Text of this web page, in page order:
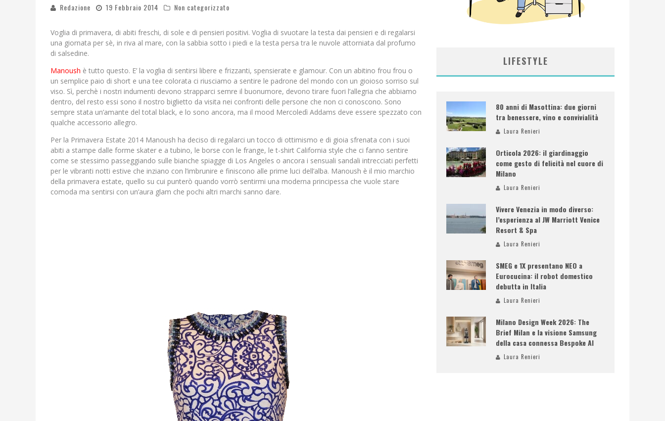
Redazione 19 Febbraio 2014 Non categorizzato
Voglia di primavera, di abiti freschi, di sole e di pensieri positivi. Voglia di svuotare la testa dai pensieri e di regalarsi
una giornata per sè, in riva al mare, con la sabbia sotto i piedi e la testa persa tra le nuvole attorniata dal profumo
di salsedine.
Manoush è tutto questo. E’ la voglia di sentirsi libere e frizzanti, spensierate e glamour. Con un abitino frou frou o
un semplice paio di short e una tee colorata ci riusciamo a sentire le padrone del mondo con un gioioso sorriso sul
viso. Sì, perchè i nostri indumenti devono strapparci semre il buonumore, devono tirare fuori l’allegria che abbiamo
dentro, del resto essi sono il nostro biglietto da visita nei confronti delle persone che non ci conoscono. Sono
sempre stata un’amante del total black, e lo sono ancora, ma il mood Mercoledì Addams deve essere spezzato con
qualche accessorio allegro.
Per la Primavera Estate 2014 Manoush ha deciso di regalarci un tocco di ottimismo e di gioia sfrenata con i suoi
abiti a stampe dalle forme skater e a tubino, le borse con le frange, le t-shirt California style che ci fanno sentire
come se stessimo passeggiando sulle bianche spiagge di Los Angeles o ancora i sensuali sandali intrecciati perfetti
per le vibranti notti estive che inziano con l’imbrunire e finiscono alle prime luci dell’alba. Manoush è il mio marchio
della primavera estate, quello su cui punterò quando vorrò sentirmi una moderna principessa che vuole stare
comoda ma sentirsi con un’aura glam che pochi altri marchi sanno dare.
LIFESTYLE
80 anni di Masottina: due giorni
tra benessere, vino e convivialità
Laura Renieri
Orticola 2026: il giardinaggio
come gesto di felicità nel cuore di
Milano
Laura Renieri
Vivere Venezia in modo diverso:
l’esperienza al JW Marriott Venice
Resort & Spa
Laura Renieri
SMEG e 1X presentano NEO a
Eurocucina: il robot domestico
debutta in Italia
Laura Renieri
Milano Design Week 2026: The
Brief Milan e la visione Samsung
della casa connessa Bespoke AI
Laura Renieri